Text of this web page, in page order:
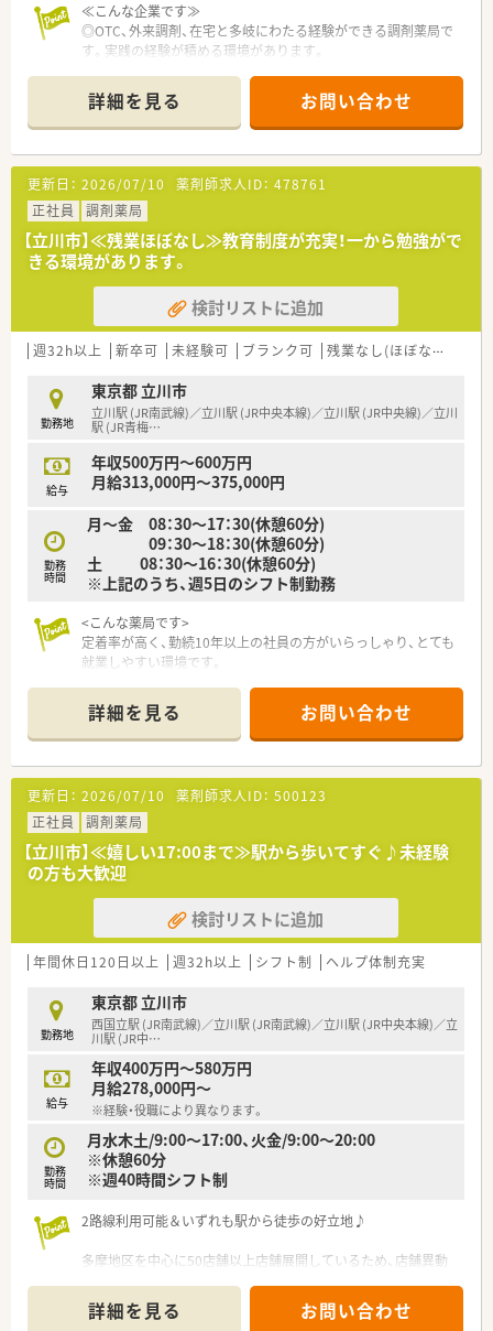
≪こんな企業です≫
◎OTC、外来調剤、在宅と多岐にわたる経験ができる調剤薬局で
す。実践の経験が積める環境があります。
を取りまとめていますので経営目線のみならず、薬剤師目線で現
場を運営されています。
◎創業からの歴史があり、地域に非常に根差した企業です。
詳細を見る お問い合わせ
更新日： 2026/07/10 薬剤師求人ID： 478761
正社員
調剤薬局
【立川市】≪残業ほぼなし≫教育制度が充実！一から勉強がで
きる環境があります。
検討リストに追加
週32h以上 新卒可 未経験可 ブランク可 残業なし(ほぼなし含む)
勤務地
東京都 立川市
立川駅 (JR南武線)／立川駅 (JR中央本線)／立川駅 (JR中央線)／立川
駅 (JR青梅…
給与
年収500万円～600万円
月給313,000円～375,000円
勤務
時間
月～金 08：30～17：30(休憩60分)
09：30～18：30(休憩60分)
土 08：30～16：30(休憩60分)
※上記のうち、週5日のシフト制勤務
<こんな薬局です>
定着率が高く、勤続10年以上の社員の方がいらっしゃり、とても
就業しやすい環境です。
ます。
かかりつけなどのノルマはございませんので、患者様に寄り添っ
た対応ができます。
40代くらいの方々が多くが在籍しております。
<業務内容>
外来は整形外科・形成外科を中心に1日50～60枚ほどで、今後居
宅在宅を行っていく予定ですが、薬局近くの患者様を対応するこ
とを考えており、お車の運転は可能な方のみで問題ございませ
ん。
<充実の研修制度>
月1回の頻度で薬剤師会の勉強会やeラーニングを用意してお
り、薬剤師としてスキルアップできる環境があります。
詳細を見る お問い合わせ
更新日： 2026/07/10 薬剤師求人ID： 500123
正社員
調剤薬局
【立川市】≪嬉しい17:00まで≫駅から歩いてすぐ♪未経験
の方も大歓迎
検討リストに追加
年間休日120日以上 週32h以上 シフト制 ヘルプ体制充実
勤務地
東京都 立川市
西国立駅 (JR南武線)／立川駅 (JR南武線)／立川駅 (JR中央本線)／立
川駅 (JR中…
給与
年収400万円～580万円
月給278,000円～
※経験・役職により異なります。
勤務
時間
月水木土/9:00～17:00、火金/9:00～20:00
※休憩60分
※週40時間シフト制
2路線利用可能＆いずれも駅から徒歩の好立地♪
多摩地区を中心に50店舗以上店舗展開しているため、店舗異動
また、無理な異動はありません♪
詳細を見る お問い合わせ